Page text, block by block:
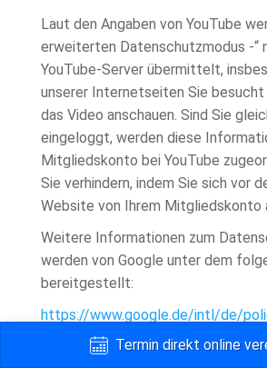
Laut den Angaben von YouTube
erweiterten Datenschutzmodus -“
YouTube-Server übermittelt,
unserer Internetseiten Sie besucht
das Video anschauen. Sind Sie
eingeloggt, werden diese
Mitgliedskonto bei YouTube
Sie verhindern, indem Sie sich vor
Website von Ihrem Mitgliedskonto
Weitere Informationen zum
werden von Google unter dem
bereitgestellt:
https://www.google.de/intl/de/
Einsatz von AddThis
Termin direkt online